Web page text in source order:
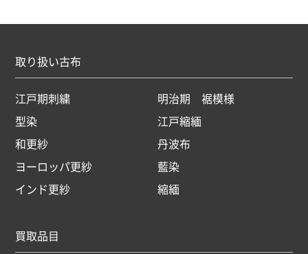
取り扱い古布
江戸期刺繍
明治期 裾模様
型染
江戸縮緬
和更紗
丹波布
ヨーロッパ更紗
藍染
インド更紗
縮緬
買取品目